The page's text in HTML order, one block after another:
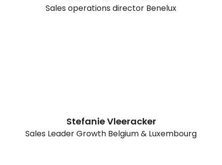
Sales operations director Benelux
Stefanie Vleeracker
Sales Leader Growth Belgium & Luxembourg